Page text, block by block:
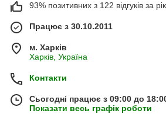
93% позитивних з 122 відгуків за рік
Працює з 30.10.2011
м. Харків
Харків, Україна
Контакти
Сьогодні працює з 09:00 до
Показати весь графік роботи